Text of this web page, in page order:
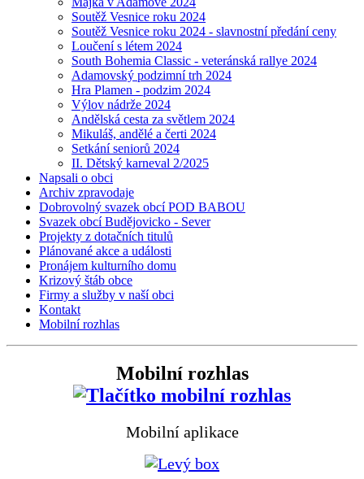
Soutěž Vesnice roku 2024
Soutěž Vesnice roku 2024 - slavnostní předání ceny
Loučení s létem 2024
South Bohemia Classic - veteránská rallye 2024
Adamovský podzimní trh 2024
Hra Plamen - podzim 2024
Výlov nádrže 2024
Andělská cesta za světlem 2024
Mikuláš, andělé a čerti 2024
Setkání seniorů 2024
II. Dětský karneval 2/2025
Napsali o obci
Archiv zpravodaje
Dobrovolný svazek obcí POD BABOU
Svazek obcí Budějovicko - Sever
Projekty z dotačních titulů
Plánované akce a události
Pronájem kulturního domu
Krizový štáb obce
Firmy a služby v naší obci
Kontakt
Mobilní rozhlas
Mobilní rozhlas
Mobilní aplikace